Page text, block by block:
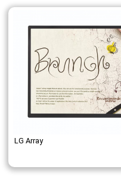
LG Array